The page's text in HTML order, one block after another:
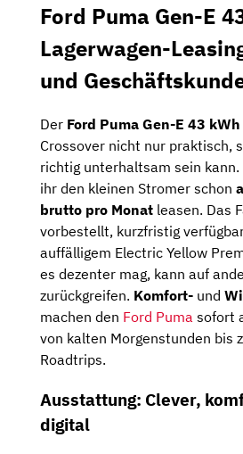
Ford Puma Gen-E
Lagerwagen-
und
Der Ford Puma Gen-E 43 kWh
Crossover nicht nur praktisch,
richtig unterhaltsam sein kann.
ihr den kleinen Stromer schon
brutto pro Monat leasen. Das
vorbestellt, kurzfristig
auffälligem Electric Yellow
es dezenter mag, kann auf
zurückgreifen. Komfort- und
machen den Ford Puma sofort
von kalten Morgenstunden bis
Roadtrips.
Ausstattung: Clever,
digital